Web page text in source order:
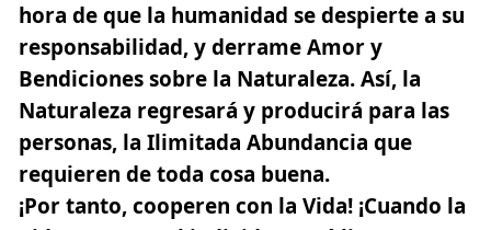
hora de que la humanidad se despierte a su
responsabilidad, y derrame Amor y
Bendiciones sobre la Naturaleza. Así, la
Naturaleza regresará y producirá para las
personas, la Ilimitada Abundancia que
requieren de toda cosa buena.
¡Por tanto, cooperen con la Vida! ¡Cuando la